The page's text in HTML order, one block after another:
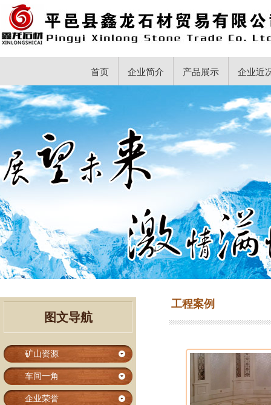
首页 企业简介 产品展示 企业近
图文导航
矿山资源
车间一角
企业荣誉
工程案例